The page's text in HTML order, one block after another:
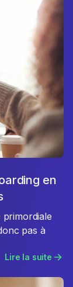
en
primordiale
pas à
Lire la suite